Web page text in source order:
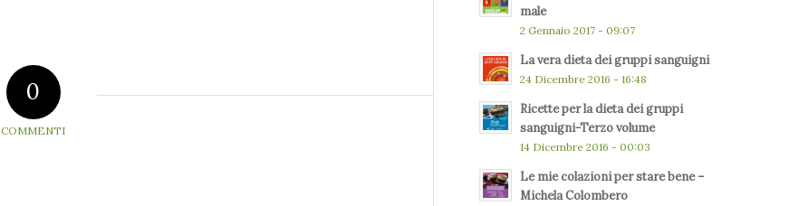
0
COMMENTI
male
2 Gennaio 2017 - 09:07
La vera dieta dei gruppi sanguigni
24 Dicembre 2016 - 16:48
Ricette per la dieta dei gruppi
sanguigni-Terzo volume
14 Dicembre 2016 - 00:03
Le mie colazioni per stare bene –
Michela Colombero